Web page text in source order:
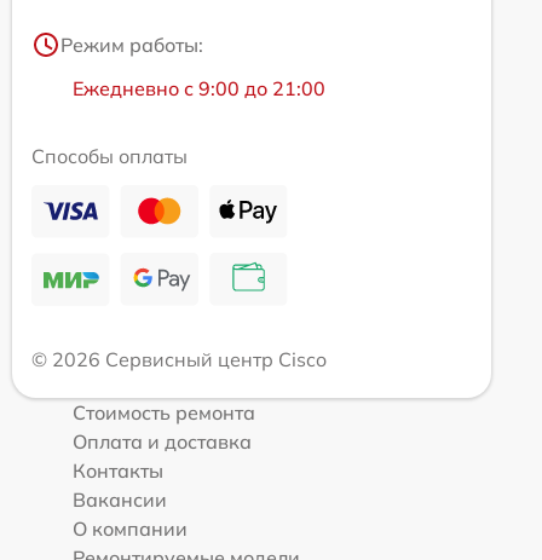
Режим работы:
Ежедневно с 9:00 до 21:00
Способы оплаты
© 2026 Сервисный центр Cisco
Стоимость ремонта
Оплата и доставка
Контакты
Вакансии
О компании